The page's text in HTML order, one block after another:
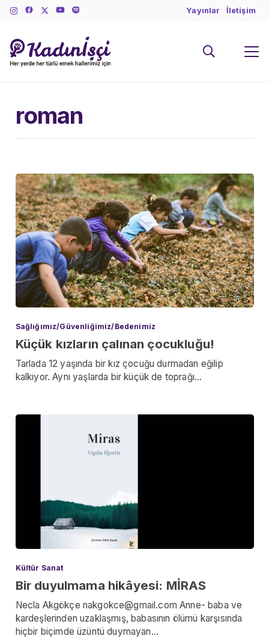
Yayınlar İletişim
roman
Sağlığımız/Güvenliğimiz/Bedenimiz
Küçük kızların çalınan çocukluğu!
Tarlada 12 yaşında bir kız çocuğu durmadan eğilip
kalkıyor. Aynı yaşlarda bir küçük de toprağı…
Kültür Sanat
Bir duyulmama hikâyesi: MİRAS
Necla Akgökçe nakgokce@gmail.com Anne- baba ve
kardeşlerinden uzaklaşmış, babasının ölümü karşısında
hiçbir biçimde üzüntü duymayan…